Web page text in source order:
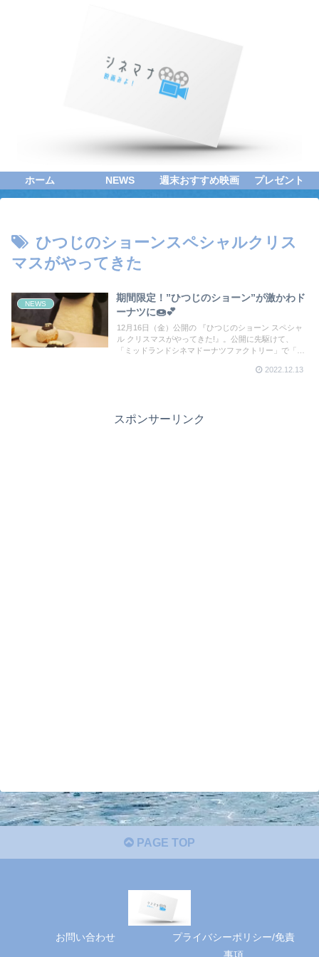
ホーム NEWS 週末おすすめ映画 プレゼント
ひつじのショーンスペシャルクリス
マスがやってきた
NEWS
期間限定！”ひつじのショーン”が激かわド
ーナツに🍩💕
12月16日（金）公開の 『ひつじのショーン スペシャ
ル クリスマスがやってきた!』。公開に先駆けて、
「ミッドランドシネマドーナツファクトリー」で「ひ
売。2週間限定公開の映画とコラボドーナツをご紹介
2022.12.13
スポンサーリンク
PAGE TOP
お問い合わせ
プライバシーポリシー/免責